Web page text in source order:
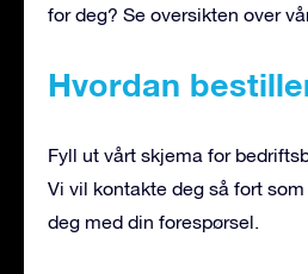
for deg? Se oversikten over
Hvordan
Fyll ut vårt skjema for
Vi vil kontakte deg så fort
deg med din forespørsel.